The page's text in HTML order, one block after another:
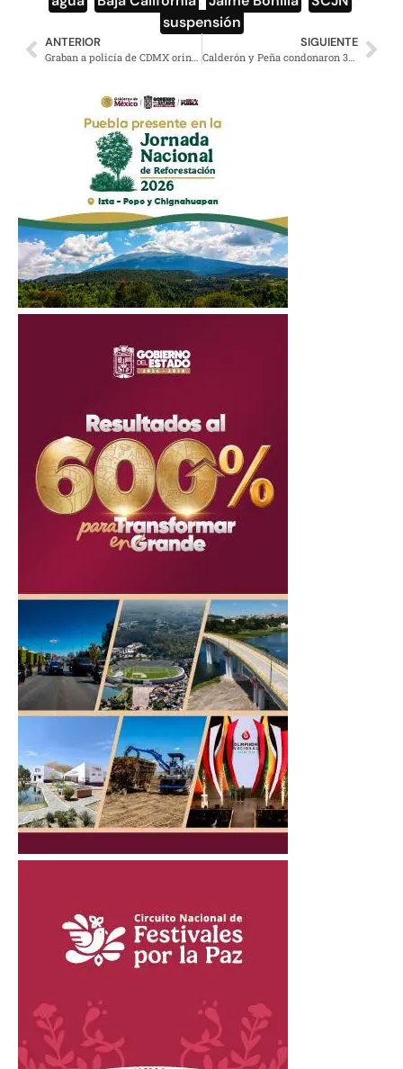
suspensión
ANTERIOR
Graban a policía de CDMX orinando en vía pública y se viraliza en redes
SIGUIENTE
Calderón y Peña condonaron 336 mil mdp; Televisa y Banamex, los más beneficiados